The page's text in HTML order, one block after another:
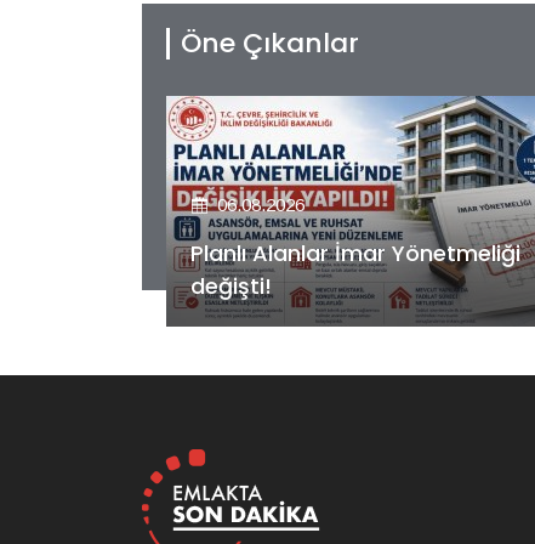
Öne Çıkanlar
06.08.2026
Kiler GYO’dan Pendik Dolayoba
projesiyle ilgili önemli adım!